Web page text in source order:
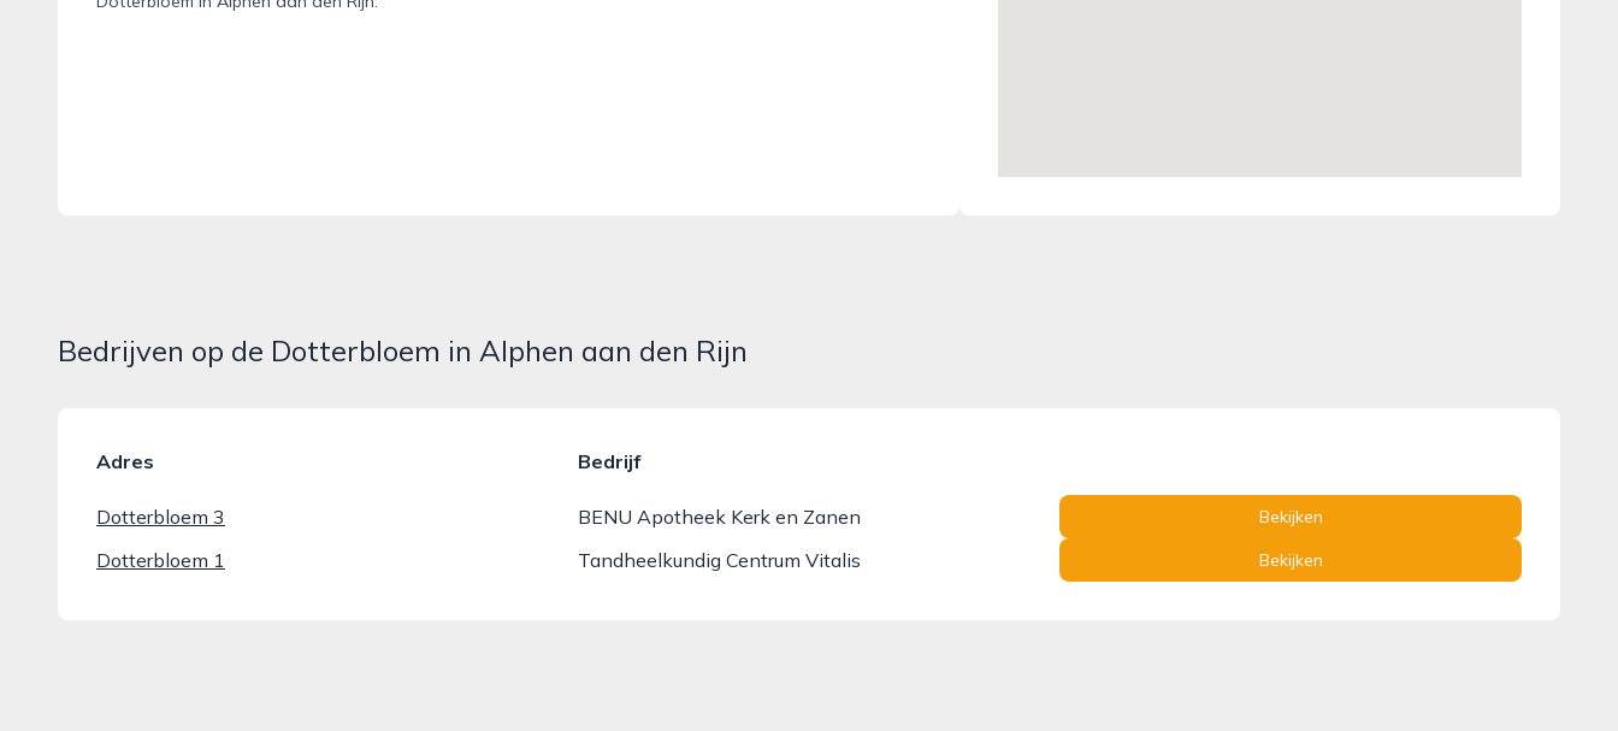
Bedrijven op de Dotterbloem in Alphen aan den Rijn
Adres Bedrijf
Dotterbloem 3 BENU Apotheek Kerk en Zanen Bekijken
Dotterbloem 1 Tandheelkundig Centrum Vitalis Bekijken